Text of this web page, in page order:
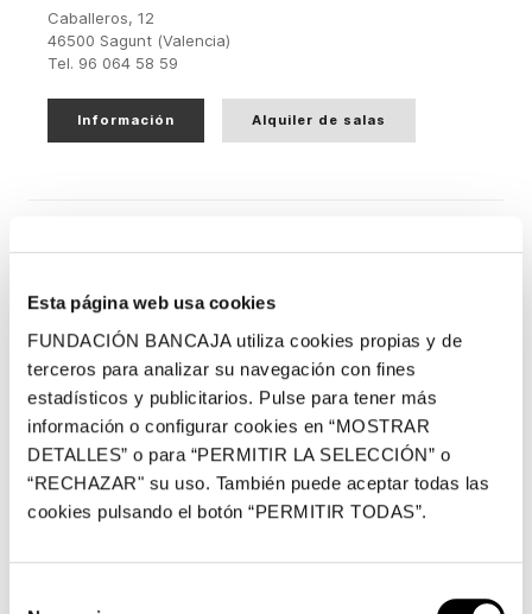
Esta página web usa cookies
FUNDACIÓN BANCAJA utiliza cookies propias y de
terceros para analizar su navegación con fines
estadísticos y publicitarios. Pulse para tener más
información o configurar cookies en “MOSTRAR
DETALLES” o para “PERMITIR LA SELECCIÓN” o
“RECHAZAR" su uso. También puede aceptar todas las
cookies pulsando el botón “PERMITIR TODAS”.
Caballeros, 12
46500 Sagunt (Valencia)
Tel. 96 064 58 59
Información Alquiler de salas